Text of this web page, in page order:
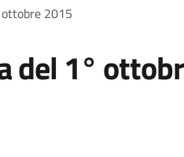
2015
del 1°